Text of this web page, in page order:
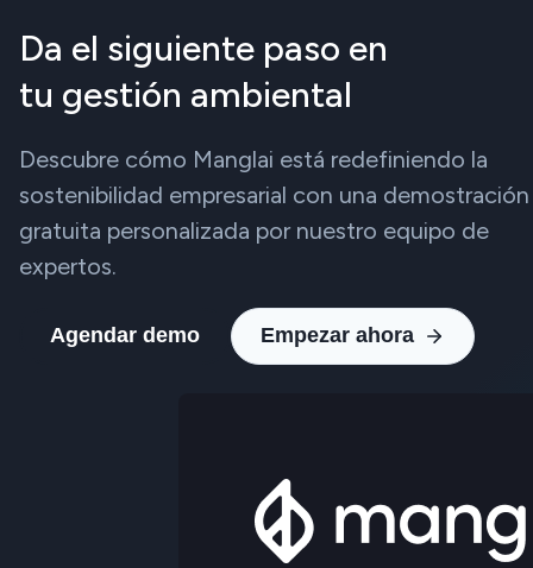
Da el siguiente paso en
tu gestión ambiental
Descubre cómo Manglai está redefiniendo la
sostenibilidad empresarial con una demostración
gratuita personalizada por nuestro equipo de
expertos.
Agendar demo Empezar ahora